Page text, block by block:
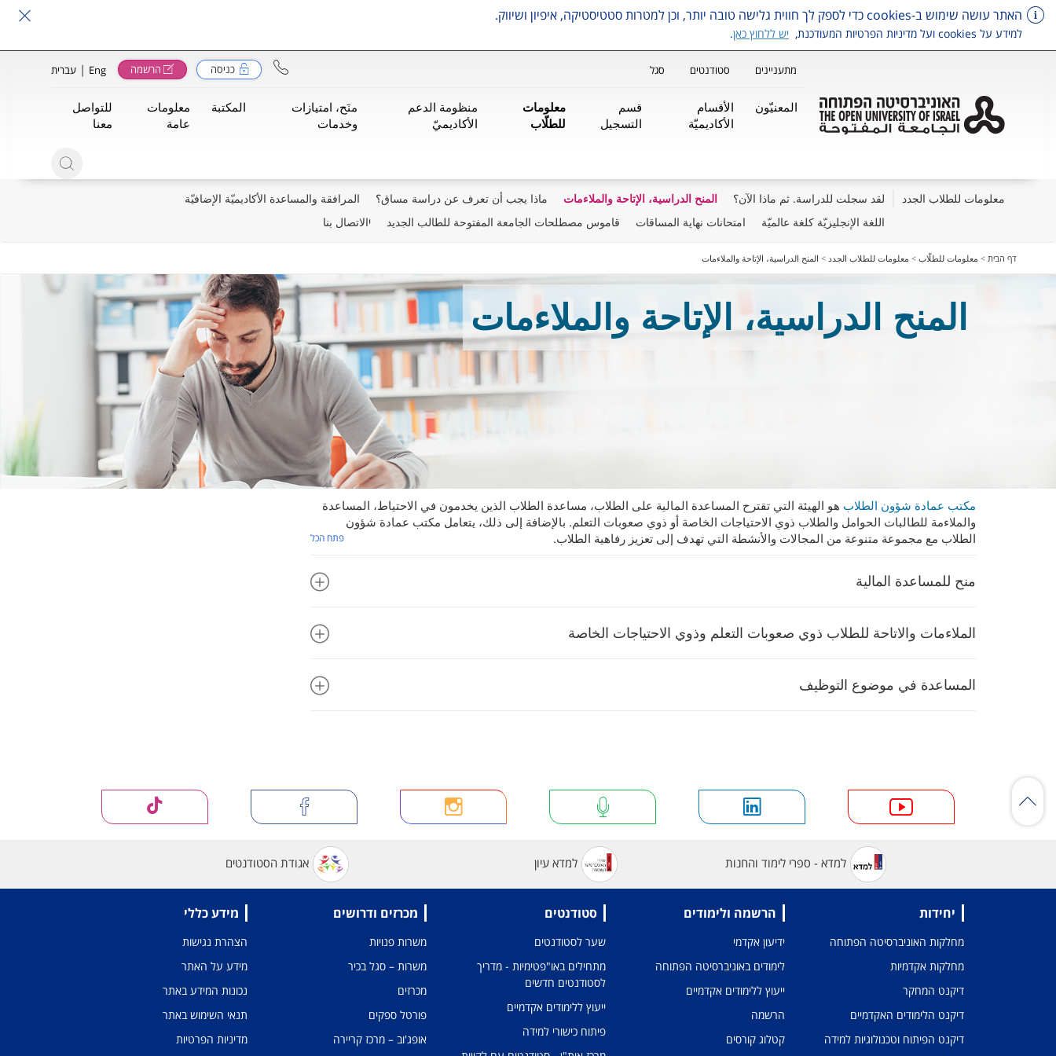
האתר עושה שימוש ב-cookies כדי לספק לך חווית גלישה טובה יותר, וכן למטרות סטטיסטיקה, איפיון ושיווק.
למידע על cookies ועל מדיניות הפרטיות המעודכנת, יש ללחוץ כאן.
מתעניינים סטודנטים סגל כניסה הרשמה Eng
| עברית
المعنيّون
الأقسام
الأكاديميّة
قسم
التسجيل
معلومات
للطلّاب
منظومة الدعم
الأكاديميّ
منَح، امتيازات
وخدمات
المكتبة
معلومات
عامة
للتواصل
معنا
معلومات للطلاب الجدد لقد سجلت للدراسة. ثم ماذا الآن؟ المنح الدراسية، الإتاحة والملاءمات ماذا يجب أن تعرف عن دراسة مساق؟
المرافقة والمساعدة الأكاديميّة الإضافيّة
اللغة الإنجليزيّة كلغة عالميّة
امتحانات نهاية المساقات قاموس مصطلحات الجامعة المفتوحة للطالب الجديد יالاتصال بنا
דף הבית > معلومات للطلّاب > معلومات للطلاب الجدد > المنح الدراسية، الإتاحة والملاءمات
المنح الدراسية، الإتاحة والملاءمات
مكتب عمادة شؤون الطلاب هو الهيئة التي تقترح المساعدة المالية على الطلاب، مساعدة الطلاب الذين يخدمون في الاحتياط، المساعدة
والملاءمة للطالبات الحوامل والطلاب ذوي الاحتياجات الخاصة أو ذوي صعوبات التعلم. بالإضافة إلى ذلك، يتعامل مكتب عمادة شؤون
الطلاب مع مجموعة متنوعة من المجالات والأنشطة التي تهدف إلى تعزيز رفاهية الطلاب.
פתח הכל
منح للمساعدة المالية
الملاءمات والاتاحة للطلاب ذوي صعوبات التعلم وذوي الاحتياجات الخاصة
المساعدة في موضوع التوظيف
למדא - ספרי לימוד והחנות למדא עיון אגודת הסטודנטים
יחידות
מחלקות האוניברסיטה הפתוחה
מחלקות אקדמיות
דיקנט המחקר
דיקנט הלימודים האקדמיים
דיקנט הפיתוח וטכנולוגיות למידה
הרשמה ולימודים
ידיעון אקדמי
לימודים באוניברסיטה הפתוחה
ייעוץ ללימודים אקדמיים
הרשמה
קטלוג קורסים
סטודנטים
שער לסטודנטים
מתחילים באו"פטימיות - מדריך
לסטודנטים חדשים
ייעוץ ללימודים אקדמיים
פיתוח כישורי למידה
מכרזים ודרושים
משרות פנויות
משרות – סגל בכיר
מכרזים
פורטל ספקים
אופג'וב – מרכז קריירה
מידע כללי
הצהרת נגישות
מידע על האתר
נכונות המידע באתר
תנאי השימוש באתר
מדיניות הפרטיות